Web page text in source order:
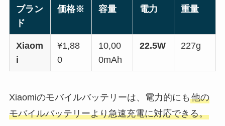
ブラン
ド
価格※ 容量 電力 重量
Xiaom
i
¥1,88
0
10,00
0mAh
22.5W 227g
Xiaomiのモバイルバッテリーは、電力的にも 他の
モバイルバッテリーより急速充電に対応できる。